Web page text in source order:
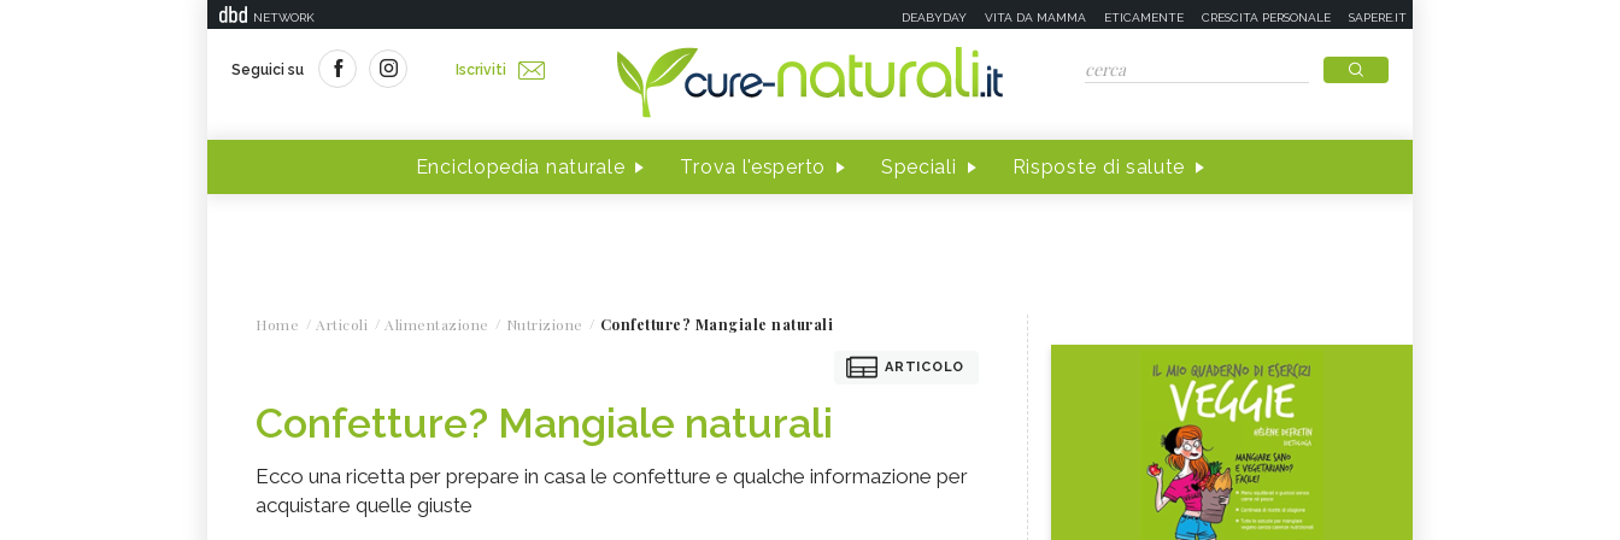
NETWORK DEABYDAY VITA DA MAMMA ETICAMENTE CRESCITA PERSONALE SAPERE.IT
Seguici su Iscriviti
Enciclopedia naturale Trova l'esperto Speciali Risposte di salute
Home Articoli Alimentazione Nutrizione Confetture? Mangiale naturali
ARTICOLO
Confetture? Mangiale naturali
Ecco una ricetta per prepare in casa le confetture e qualche informazione per
acquistare quelle giuste